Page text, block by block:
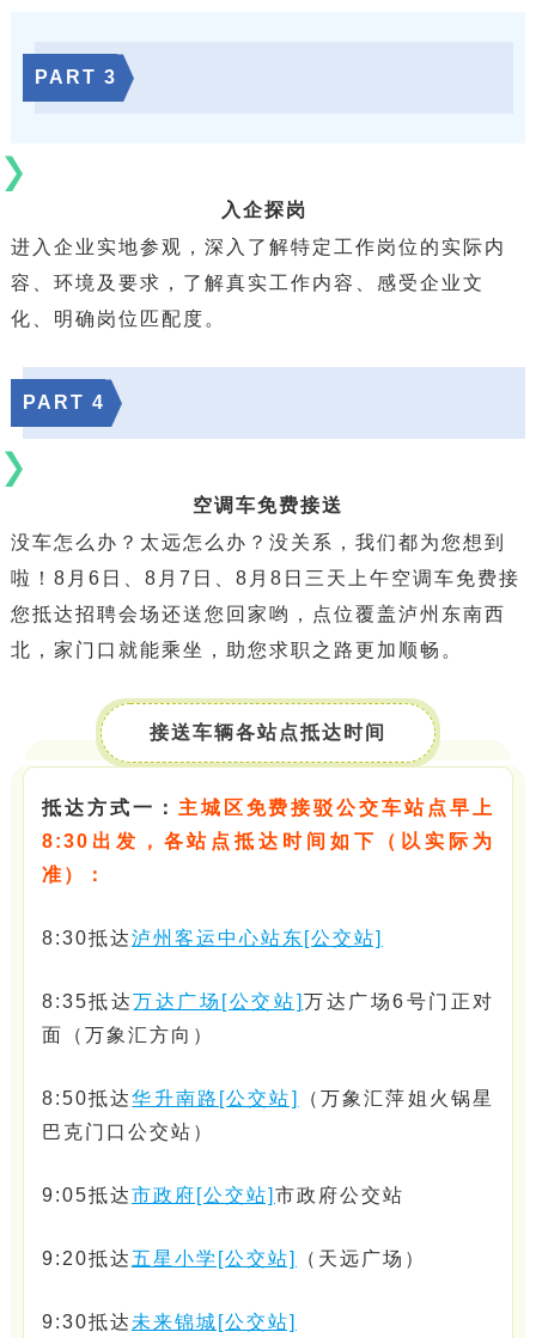
PART 3
入企探岗
进入企业实地参观，深入了解特定工作岗位的实际内
容、环境及要求，了解真实工作内容、感受企业文
化、明确岗位匹配度。
PART 4
空调车免费接送
没车怎么办？太远怎么办？没关系，我们都为您想到
啦！8月6日、8月7日、8月8日三天上午空调车免费接
您抵达招聘会场还送您回家哟，点位覆盖泸州东南西
北，家门口就能乘坐，助您求职之路更加顺畅。
接送车辆各站点抵达时间
抵达方式一： 主城区免费接驳公交车站点早上
8:30出发，各站点抵达时间如下（以实际为
准）：
8:30抵达泸州客运中心站东[公交站]
8:35抵达万达广场[公交站] 万达广场6号门正对
面（万象汇方向）
8:50抵达华升南路[公交站]
（万象汇萍姐火锅星
巴克门口公交站）
9:05抵达市政府[公交站] 市政府公交站
9:20抵达 五星小学[公交站] （天远广场）
9:30抵达 未来锦城[公交站]